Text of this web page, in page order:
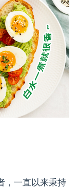
，一直以来秉持